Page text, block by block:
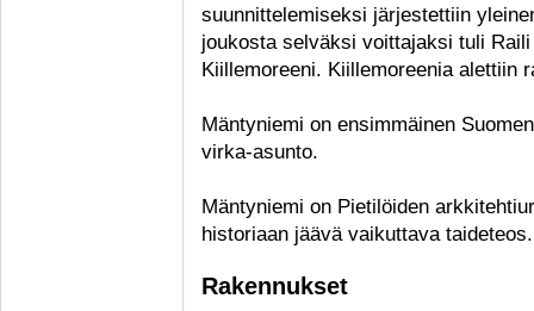
suunnittelemiseksi järjestettiin
joukosta selväksi voittajaksi tuli
Kiillemoreeni. Kiillemoreenia alettiin
Mäntyniemi on ensimmäinen
virka-asunto.
Mäntyniemi on Pietilöiden
historiaan jäävä vaikuttava taideteos.
Rakennukset